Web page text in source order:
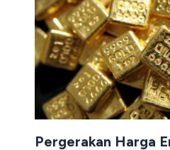
Pergerakan Harga